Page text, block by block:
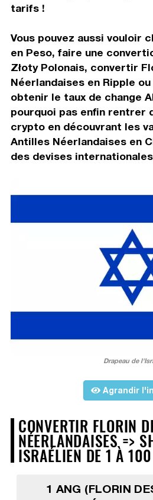
tarifs !
Vous pouvez aussi vouloir
en Peso, faire une
Złoty Polonais, convertir
Néerlandaises en Ripple
obtenir le taux de change
pourquoi pas enfin rentrer
crypto en découvrant les
Antilles Néerlandaises en
des devises
Drapeau de
Agrandir
CONVERTIR FLORIN
NÉERLANDAISES =>
ISRAÉLIEN DE 1 À
1 ANG (FLORIN